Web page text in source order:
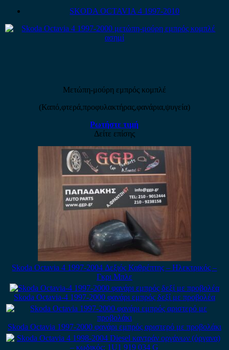
SKODA OCTAVIA 4 1997-2010
Μετώπη-μούρη εμπρός κομπλέ
(Καπό,φτερά,προφυλακτήρας,φανάρια,ψυγεία)
Ρωτήστε τιμή
Δείτε επίσης
Skoda Octavia 4 1997-2004 Δεξιός Καθρέπτης – Ηλεκτρικός –
Γκρι Μπλε
Skoda Octavia-4 1997-2000 φανάρι εμπρός δεξί με προβολέα
Skoda Octavia 1997-2000 φανάρι εμπρός αριστερό με προβολάκι